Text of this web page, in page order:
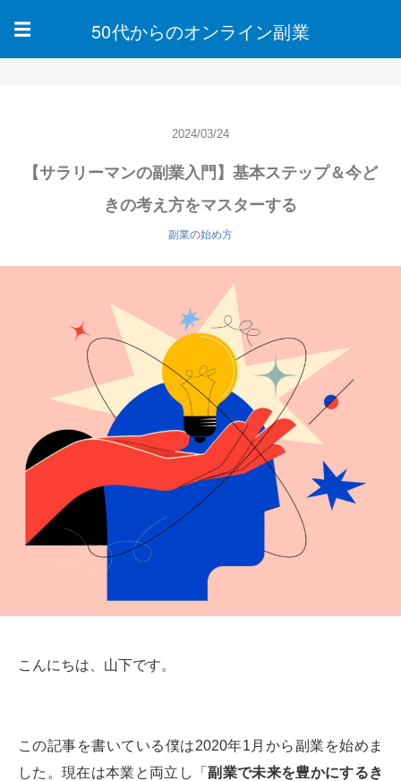
☰ 50代からのオンライン副業
2024/03/24
【サラリーマンの副業入門】基本ステップ＆今ど
きの考え方をマスターする
副業の始め方
こんにちは、山下です。
この記事を書いている僕は2020年1月から副業を始めま
した。現在は本業と両立し「副業で未来を豊かにするき